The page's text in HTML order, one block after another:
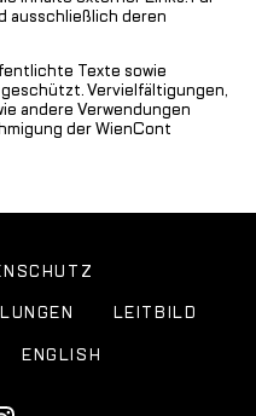
ausschließlich deren
Texte sowie
Vervielfältigungen,
andere Verwendungen
der WienCont
LEITBILD
ENGLISH